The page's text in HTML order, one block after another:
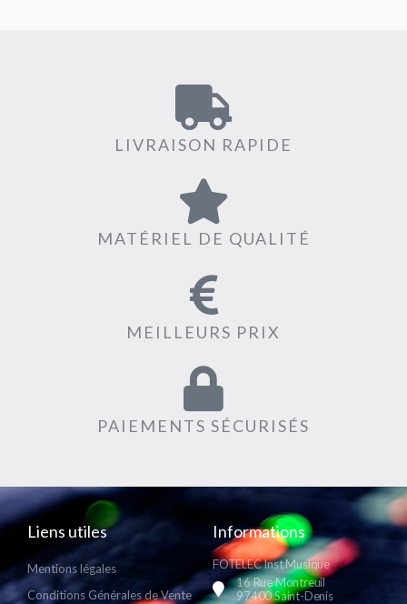
LIVRAISON RAPIDE
MATÉRIEL DE QUALITÉ
MEILLEURS PRIX
PAIEMENTS SÉCURISÉS
Liens utiles
Mentions légales
Conditions Générales de Vente
Informations
FOTELEC Inst Musique
16 Rue Montreuil
97400 Saint-Denis